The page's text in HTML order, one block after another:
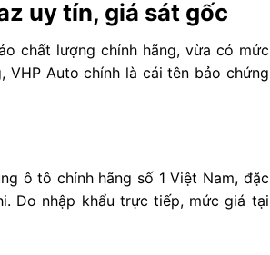
uy tín, giá sát gốc
chất lượng chính hãng, vừa có mức
VHP Auto chính là cái tên bảo chứng
ô tô chính hãng số 1 Việt Nam, đặc
Do nhập khẩu trực tiếp, mức giá tại